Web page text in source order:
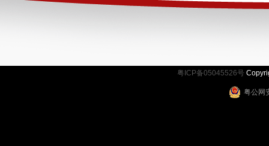
粤ICP备05045526号
粤公网